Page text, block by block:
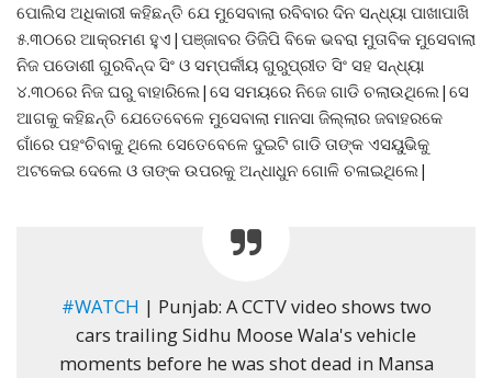
ପୋଲିସ ଅଧିକାରୀ କହିଛନ୍ତି ଯେ ମୁସେବାଲା ରବିବାର ଦିନ ସନ୍ଧ୍ୟା ପାଖାପାଖି
୫.୩୦ରେ ଆକ୍ରମଣ ହୁଏ|ପଞ୍ଜାବର ଡିଜିପି ବିକେ ଭବରା ମୁତାବିକ ମୁସେବାଲା
ନିଜ ପଡୋଶୀ ଗୁରବିନ୍ଦ ସିଂ ଓ ସମ୍ପର୍କୀୟ ଗୁରୁପ୍ରୀତ ସିଂ ସହ ସନ୍ଧ୍ୟା
୪.୩୦ରେ ନିଜ ଘରୁ ବାହାରିଲେ|ସେ ସମୟରେ ନିଜେ ଗାଡି ଚଲାଉଥିଲେ|ସେ
ଆଗକୁ କହିଛନ୍ତି ଯେତେବେଳେ ମୁସେବାଲା ମାନସା ଜିଲ୍ଲାର ଜବାହରକେ
ଗାଁରେ ପହଂଚିବାକୁ ଥିଲେ ସେତେବେଳେ ଦୁଇଟି ଗାଡି ତାଙ୍କ ଏସୟୁଭିକୁ
ଅଟକେଇ ଦେଲେ ଓ ତାଙ୍କ ଉପରକୁ ଅନ୍ଧାଧୁନ ଗୋଳି ଚଳାଇଥିଲେ|
#WATCH | Punjab: A CCTV video shows two
cars trailing Sidhu Moose Wala's vehicle
moments before he was shot dead in Mansa